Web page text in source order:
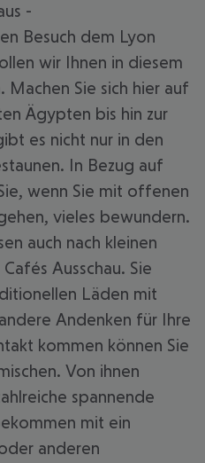
-
Besuch dem Lyon
wir Ihnen in diesem
Machen Sie sich hier auf
Ägypten bis hin zur
es nicht nur in den
In Bezug auf
wenn Sie mit offenen
vieles bewundern.
auch nach kleinen
Ausschau. Sie
Läden mit
Andenken für Ihre
kommen können Sie
Von ihnen
spannende
mit ein
anderen